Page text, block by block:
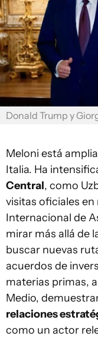
Donald Trump y
Meloni está
Italia. Ha
Central, como
visitas oficiales en
Internacional de
mirar más allá de
buscar nuevas
acuerdos de
materias primas,
Medio,
relaciones
como un actor